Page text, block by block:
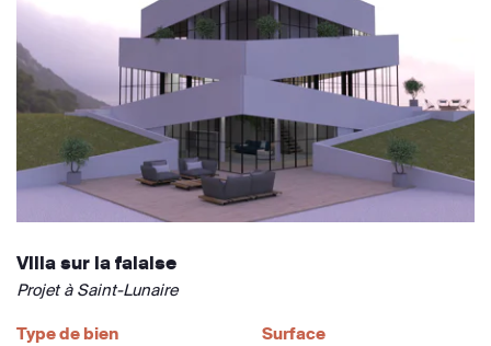
Villa sur la falaise
Projet à Saint-Lunaire
Type de bien
Surface